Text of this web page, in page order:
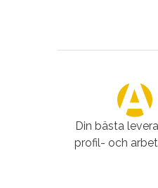
Din bästa
profil- och